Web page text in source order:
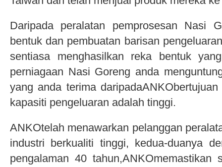
Daripada peralatan pemprosesan Nasi
bentuk dan pembuatan barisan
sentiasa menghasilkan reka bentuk
perniagaan Nasi Goreng anda
yang anda terima
kapasiti pengeluaran adalah tinggi.
ANKOtelah menawarkan pelanggan
industri berkualiti tinggi, kedua-duanya
pengalaman 40 tahun,ANKOmemastikan